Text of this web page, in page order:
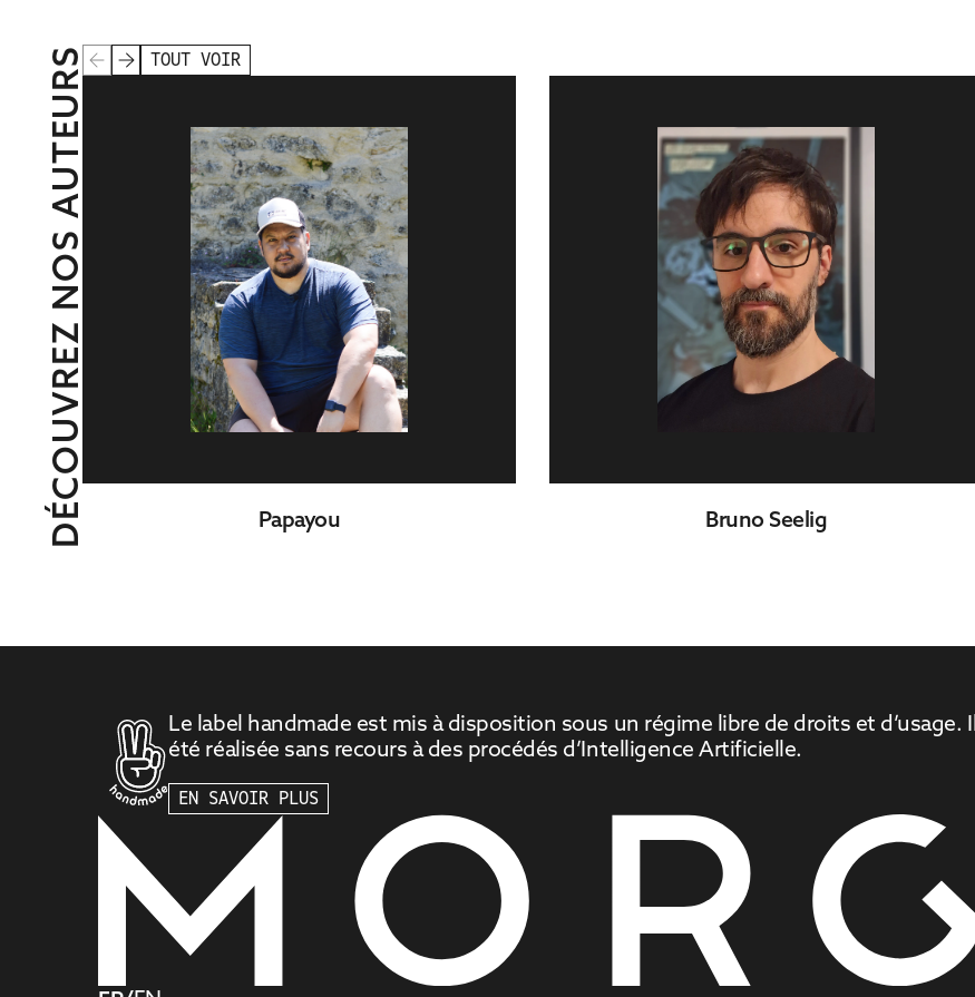
DÉCOUVREZ NOS AUTEURS TOUT VOIR
Papayou Bruno Seelig
Le label handmade est mis à disposition sous un régime libre de droits et
été réalisée sans recours à des procédés d’Intelligence Artificielle.
EN SAVOIR PLUS